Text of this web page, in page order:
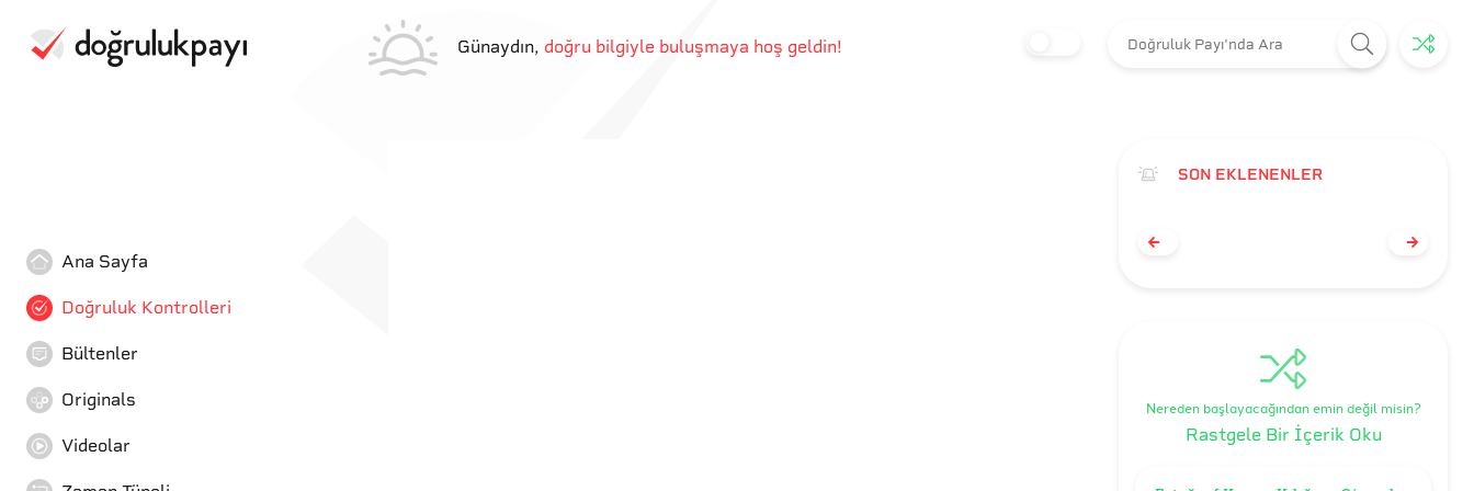
Günaydın, doğru bilgiyle buluşmaya hoş geldin!
Ana Sayfa
Doğruluk Kontrolleri
Bültenler
Originals
Videolar
SON EKLENENLER
Nereden başlayacağından emin değil misin?
Rastgele Bir İçerik Oku